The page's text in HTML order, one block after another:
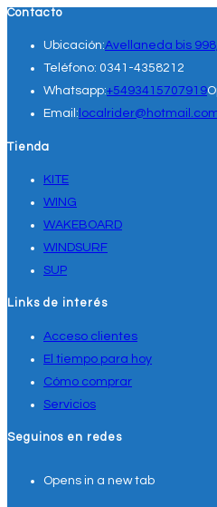
Contacto
Ubicación:Avellaneda bis
Teléfono: 0341-4358212
Whatsapp:+5493415707919
Email:
Tienda
KITE
WING
WAKEBOARD
WINDSURF
SUP
Links de interés
Acceso clientes
El tiempo para hoy
Cómo comprar
Servicios
Seguinos en redes
Opens in a new tab